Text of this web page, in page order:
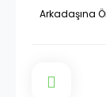
Arkadaşına